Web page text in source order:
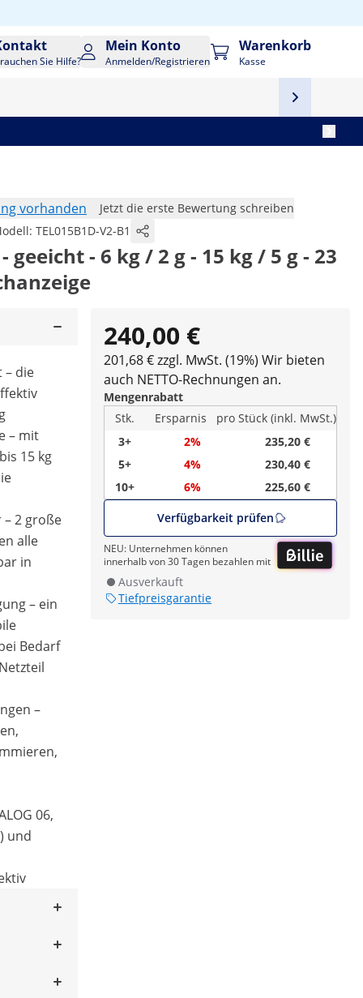
Sie Hilfe?
Mein Konto
Anmelden/Registrieren
Warenkorb
Kasse
vorhanden
Jetzt die erste Bewertung schreiben
TEL015B1D-V2-B1
geeicht - 6 kg / 2 g - 15 kg / 5 g - 23
240,00 €
201,68 € zzgl. MwSt. (19%) Wir bieten
auch NETTO-Rechnungen an.
Mengenrabatt
Stk.
Ersparnis
pro Stück (inkl. MwSt.)
3+
2%
235,20 €
5+
4%
230,40 €
10+
6%
225,60 €
Verfügbarkeit prüfen
NEU: Unternehmen können
innerhalb von 30 Tagen bezahlen mit
Ausverkauft
Tiefpreisgarantie
– die
– mit
15 kg
2 große
alle
in
– ein
Bedarf
–
06,
und